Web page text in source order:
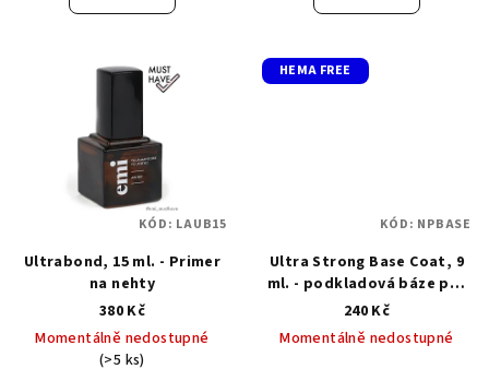
5
Ultrabond, 15 ml. - Primer
na nehty
380 Kč
Momentálně nedostupné
(>5 ks)
KÓD: LAUB15
HEMA FREE
Ultra Strong Base Coat, 9
ml. - podkladová báze pro
klasický lak
240 Kč
Momentálně nedostupné
KÓD: NPBASE